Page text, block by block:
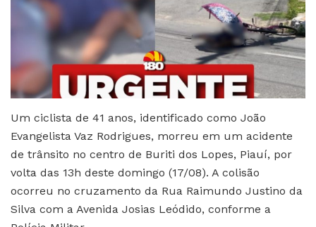
Um ciclista de 41 anos, identificado como João
Evangelista Vaz Rodrigues, morreu em um acidente
de trânsito no centro de Buriti dos Lopes, Piauí, por
volta das 13h deste domingo (17/08). A colisão
ocorreu no cruzamento da Rua Raimundo Justino da
Silva com a Avenida Josias Leódido, conforme a